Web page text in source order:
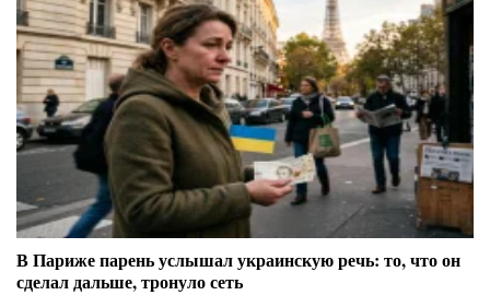
В Париже парень услышал украинскую речь: то, что он
сделал дальше, тронуло сеть